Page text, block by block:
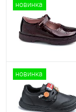
новинка
новинка